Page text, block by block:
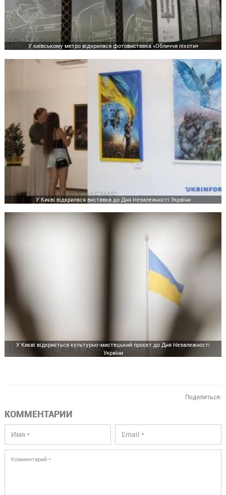
У київському метро відкрилася фотовиставка «Обличчя піхоти»
У Києві відкрилася виставка до Дня Незалежності України
У Києві відкриється культурно-мистецький проєкт до Дня Незалежності
України
Поделиться:
КОММЕНТАРИИ